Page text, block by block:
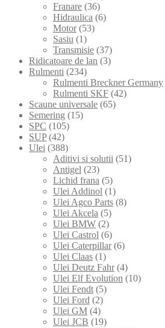
Franare (36)
Hidraulica (6)
Motor (53)
Sasiu (1)
Transmisie (37)
Ridicatoare de lan (3)
Rulmenti (234)
Rulmenti Breckner Germany
Rulmenti SKF (42)
Scaune universale (65)
Semering (15)
SPC (105)
SUP (42)
Ulei (388)
Aditivi si solutii (51)
Antigel (23)
Lichid frana (5)
Ulei Addinol (1)
Ulei Agco Parts (8)
Ulei Akcela (5)
Ulei BMW (2)
Ulei Castrol (6)
Ulei Caterpillar (6)
Ulei Claas (1)
Ulei Deutz Fahr (4)
Ulei Elf Evolution (10)
Ulei Fendt (5)
Ulei Ford (2)
Ulei GM (4)
Ulei JCB (19)